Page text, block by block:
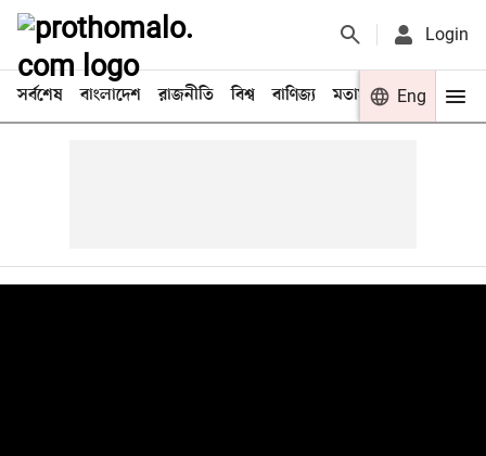
Login
সর্বশেষ বাংলাদেশ রাজনীতি বিশ্ব বাণিজ্য মতামত খেলা
Eng